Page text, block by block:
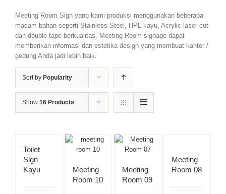
Meeting Room Sign yang kami produksi menggunakan beberapa
macam bahan seperti Stainless Steel, HPL kayu, Acrylic laser cut
dan double tape berkualitas. Meeting Room signage dapat
memberikan informasi dan estetika design yang membuat kantor /
gedung Anda jadi lebih baik.
Sort by Popularity
Show 16 Products
Toilet
Sign
Kayu
Meeting
Room 10
Meeting
Room 09
Meeting
Room 08